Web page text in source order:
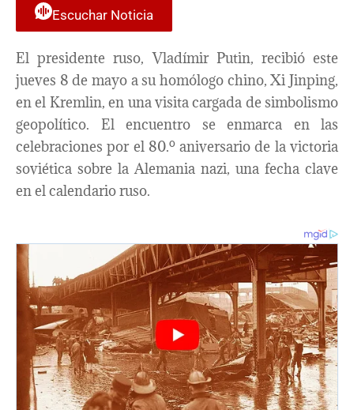
Escuchar Noticia
El presidente ruso, Vladímir Putin, recibió este
jueves 8 de mayo a su homólogo chino, Xi Jinping,
en el Kremlin, en una visita cargada de simbolismo
geopolítico. El encuentro se enmarca en las
celebraciones por el 80.º aniversario de la victoria
soviética sobre la Alemania nazi, una fecha clave
en el calendario ruso.